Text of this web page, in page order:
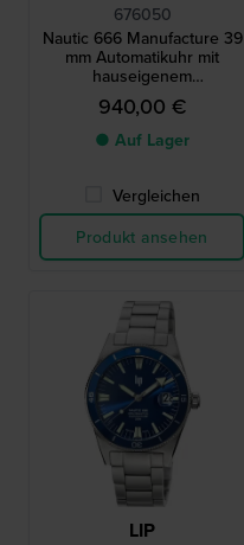
676050
Nautic 666 Manufacture 39
mm Automatikuhr mit
hauseigenem
Spezialuhrwerk R26
940,00 €
● Auf Lager
Vergleichen
Produkt ansehen
LIP